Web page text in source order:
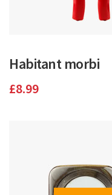
Habitant morbi
£8.99